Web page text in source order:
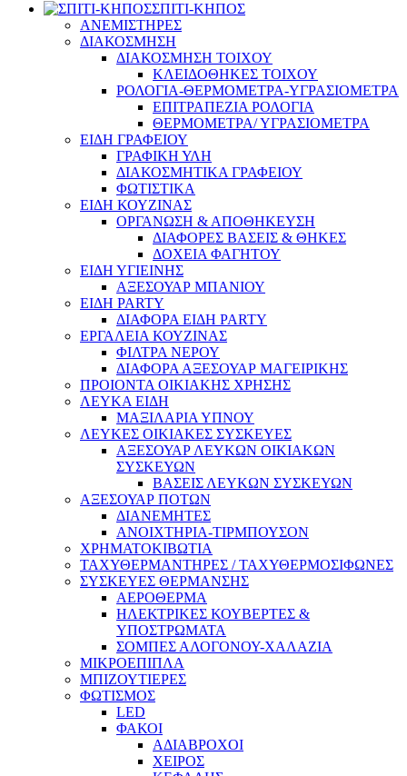
ΣΠΙΤΙ-ΚΗΠΟΣ
ΑΝΕΜΙΣΤΗΡΕΣ
ΔΙΑΚΟΣΜΗΣΗ
ΔΙΑΚΟΣΜΗΣΗ ΤΟΙΧΟΥ
ΚΛΕΙΔΟΘΗΚΕΣ ΤΟΙΧΟΥ
ΡΟΛΟΓΙΑ-ΘΕΡΜΟΜΕΤΡΑ-ΥΓΡΑΣΙΟΜΕΤΡΑ
ΕΠΙΤΡΑΠΕΖΙΑ ΡΟΛΟΓΙΑ
ΘΕΡΜΟΜΕΤΡΑ/ ΥΓΡΑΣΙΟΜΕΤΡΑ
ΕΙΔΗ ΓΡΑΦΕΙΟΥ
ΓΡΑΦΙΚΗ ΥΛΗ
ΔΙΑΚΟΣΜΗΤΙΚΑ ΓΡΑΦΕΙΟΥ
ΦΩΤΙΣΤΙΚΑ
ΕΙΔΗ ΚΟΥΖΙΝΑΣ
ΟΡΓΑΝΩΣΗ & ΑΠΟΘΗΚΕΥΣΗ
ΔΙΑΦΟΡΕΣ ΒΑΣΕΙΣ & ΘΗΚΕΣ
ΔΟΧΕΙΑ ΦΑΓΗΤΟΥ
ΕΙΔΗ ΥΓΙΕΙΝΗΣ
ΑΞΕΣΟΥΑΡ ΜΠΑΝΙΟΥ
ΕΙΔΗ PARTY
ΔΙΑΦΟΡΑ ΕΙΔΗ PARTY
ΕΡΓΑΛΕΙΑ ΚΟΥΖΙΝΑΣ
ΦΙΛΤΡΑ ΝΕΡΟΥ
ΔΙΑΦΟΡΑ ΑΞΕΣΟΥΑΡ ΜΑΓΕΙΡΙΚΗΣ
ΠΡΟΙΟΝΤΑ ΟΙΚΙΑΚΗΣ ΧΡΗΣΗΣ
ΛΕΥΚΑ ΕΙΔΗ
ΜΑΞΙΛΑΡΙΑ ΥΠΝΟΥ
ΛΕΥΚΕΣ ΟΙΚΙΑΚΕΣ ΣΥΣΚΕΥΕΣ
ΑΞΕΣΟΥΑΡ ΛΕΥΚΩΝ ΟΙΚΙΑΚΩΝ
ΣΥΣΚΕΥΩΝ
ΒΑΣΕΙΣ ΛΕΥΚΩΝ ΣΥΣΚΕΥΩΝ
ΑΞΕΣΟΥΑΡ ΠΟΤΩΝ
ΔΙΑΝΕΜΗΤΕΣ
ΑΝΟΙΧΤΗΡΙΑ-ΤΙΡΜΠΟΥΣΟΝ
ΧΡΗΜΑΤΟΚΙΒΩΤΙΑ
ΤΑΧΥΘΕΡΜΑΝΤΗΡΕΣ / ΤΑΧΥΘΕΡΜΟΣΙΦΩΝΕΣ
ΣΥΣΚΕΥΕΣ ΘΕΡΜΑΝΣΗΣ
ΑΕΡΟΘΕΡΜΑ
ΗΛΕΚΤΡΙΚΕΣ ΚΟΥΒΕΡΤΕΣ &
ΥΠΟΣΤΡΩΜΑΤΑ
ΣΟΜΠΕΣ ΑΛΟΓΟΝΟΥ-ΧΑΛΑΖΙΑ
ΜΙΚΡΟΕΠΙΠΛΑ
ΜΠΙΖΟΥΤΙΕΡΕΣ
ΦΩΤΙΣΜΟΣ
LED
ΦΑΚΟΙ
ΑΔΙΑΒΡΟΧΟΙ
ΧΕΙΡΟΣ